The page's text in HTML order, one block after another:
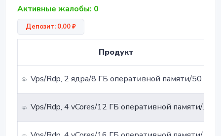
Активные жалобы: 0
Депозит: 0,00 ₽
Продукт
Vps/Rdp, 4 vCores/12 ГБ оперативной памяти/100 ГБ хранилища Raid1 NVMe/скорость uplink 1 Гбит